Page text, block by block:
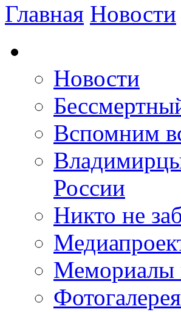
Главная Новости
Новости
Вспомним
России
Никто не
Мемориалы
Фотогалерея